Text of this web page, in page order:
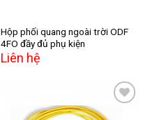
Hộp phối quang ngoài trời ODF
4FO đầy đủ phụ kiện
Liên hệ